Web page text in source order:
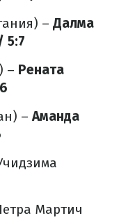
– Далма
5:7
– Рената
–Аманда
Мартич